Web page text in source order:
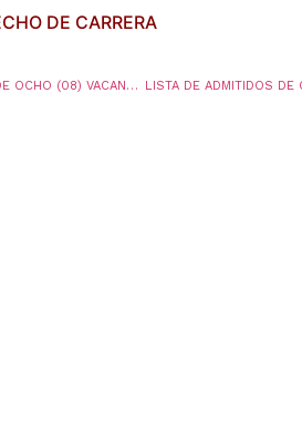
DE CARRERA
CONVOCATORIA PARA EL ENCARGO DE PROVISIÓN DE OCHO (08) VACANTES DEFINITIVAS Y UNA (1) VACANTES TEMPORALES DEL CARGO COORDINADOR